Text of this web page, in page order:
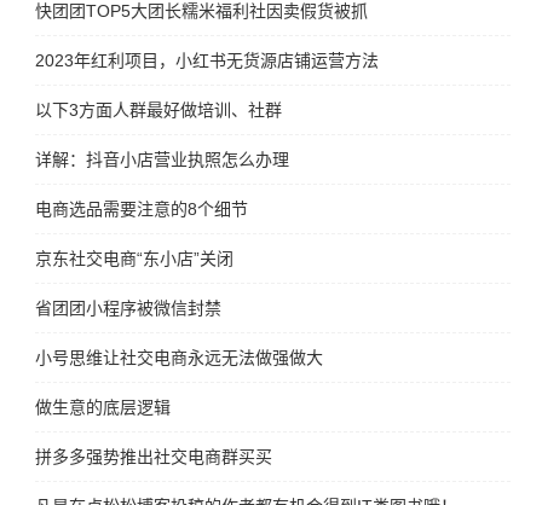
快团团TOP5大团长糯米福利社因卖假货被抓
2023年红利项目，小红书无货源店铺运营方法
以下3方面人群最好做培训、社群
详解：抖音小店营业执照怎么办理
电商选品需要注意的8个细节
京东社交电商“东小店”关闭
省团团小程序被微信封禁
小号思维让社交电商永远无法做强做大
做生意的底层逻辑
拼多多强势推出社交电商群买买